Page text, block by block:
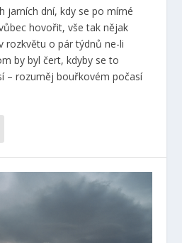
jarních dní, kdy se po mírné
hovořit, vše tak nějak
rozkvětu o pár týdnů ne-li
by byl čert, kdyby se to
– rozuměj bouřkovém počasí